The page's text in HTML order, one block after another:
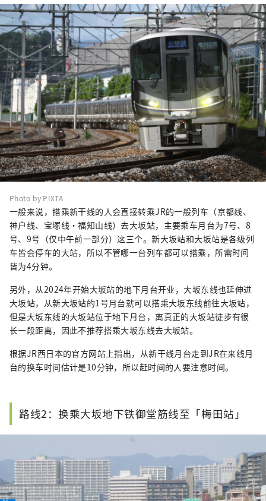
Photo by PIXTA
一般来说，搭乘新干线的人会直接转乘JR的一般列车（京都线、
神户线、宝塚线・福知山线）去大坂站，主要乘车月台为7号、8
号、9号（仅中午前一部分）这三个。新大坂站和大坂站是各级列
车皆会停车的大站，所以不管哪一台列车都可以搭乘，所需时间
皆为4分钟。
另外，从2024年开始大坂站的地下月台开业，大坂东线也延伸进
大坂站，从新大坂站的1号月台就可以搭乘大坂东线前往大坂站，
但是大坂东线的大坂站位于地下月台，离真正的大坂站徒步有很
长一段距离，因此不推荐搭乘大坂东线去大坂站。
根据JR西日本的官方网站上指出，从新干线月台走到JR在来线月
台的换车时间估计是10分钟，所以赶时间的人要注意时间。
路线2：换乘大坂地下铁御堂筋线至「梅田站」